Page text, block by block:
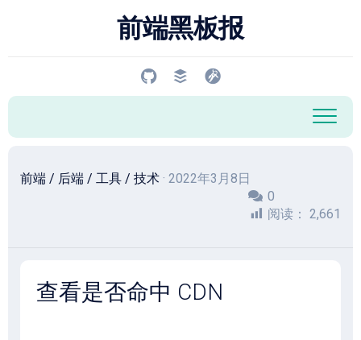
前端黑板报
前端 / 后端 / 工具 / 技术 · 2022年3月8日
0
阅读： 2,661
查看是否命中 CDN